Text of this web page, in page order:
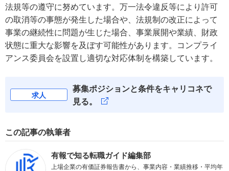
法規等の遵守に努めています。万一法令違反等により許可
の取消等の事態が発生した場合や、法規制の改正によって
事業の継続性に問題が生じた場合、事業展開や業績、財政
状態に重大な影響を及ぼす可能性があります。コンプライ
アンス委員会を設置し適切な対応体制を構築しています。
求人
募集ポジションと条件をキャリコネで
見る。
この記事の執筆者
有報で知る転職ガイド編集部
上場企業の有価証券報告書から、事業内容・業績推移・平均年